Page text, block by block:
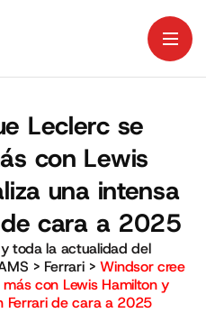
Leclerc se
con Lewis
una intensa
cara a 2025
toda la actualidad del
> Ferrari>Windsor cree
con Lewis Hamilton y
Ferrari de cara a 2025